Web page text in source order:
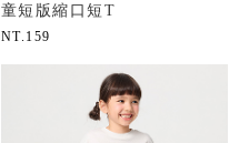
童短版縮口短T
NT. 159